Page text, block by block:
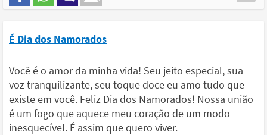
É Dia dos Namorados
Você é o amor da minha vida! Seu jeito especial, sua
voz tranquilizante, seu toque doce eu amo tudo que
existe em você. Feliz Dia dos Namorados! Nossa união
é um fogo que aquece meu coração de um modo
inesquecível. É assim que quero viver.